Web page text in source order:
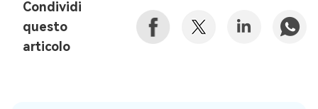
Condividi
questo
articolo